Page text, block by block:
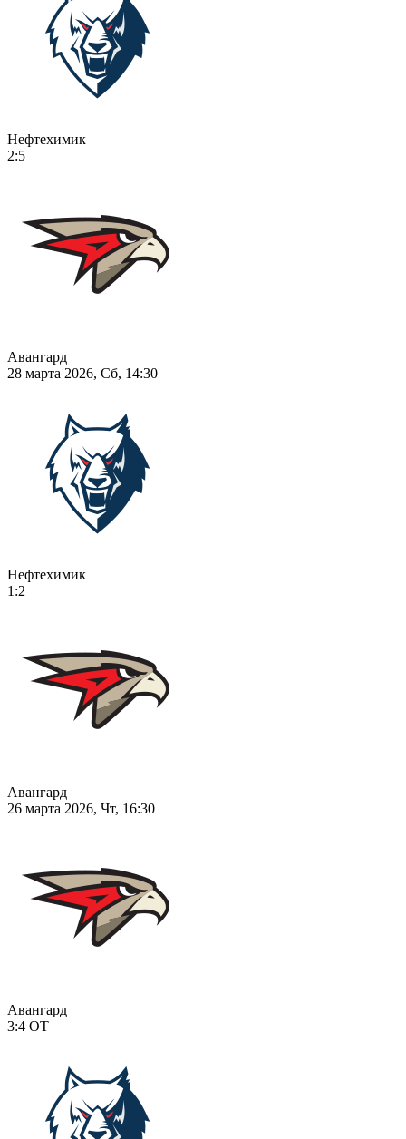
Нефтехимик
2:5
Авангард
28 марта 2026, Сб, 14:30
Нефтехимик
1:2
Авангард
26 марта 2026, Чт, 16:30
Авангард
3:4 ОТ